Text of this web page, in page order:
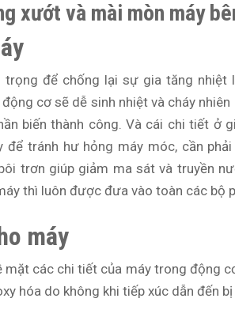
xướt và mài mòn máy
trọng để chống lại sự gia tăng nhiệt
cơ sẽ dễ sinh nhiệt và cháy
biến thành công. Và cái chi tiết ở
để tránh hư hỏng máy móc, cần
trơn giúp giảm ma sát và truyền
thì luôn được đưa vào toàn các bộ
máy
mặt các chi tiết của máy trong động
hóa do không khi tiếp xúc dẫn đến bị